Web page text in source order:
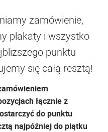
zamówienie,
plakaty i wszystko
punktu
się całą resztą!
łącznie z
do punktu
najpóźniej do piątku